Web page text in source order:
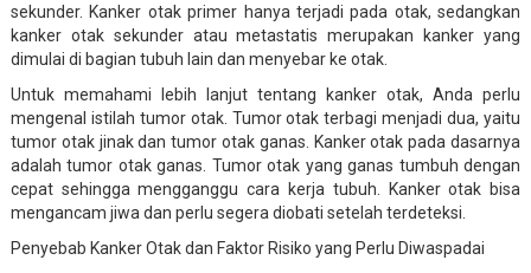
sekunder. Kanker otak primer hanya terjadi pada otak, sedangkan
kanker otak sekunder atau metastatis merupakan kanker yang
dimulai di bagian tubuh lain dan menyebar ke otak.
Untuk memahami lebih lanjut tentang kanker otak, Anda perlu
mengenal istilah tumor otak. Tumor otak terbagi menjadi dua, yaitu
tumor otak jinak dan tumor otak ganas. Kanker otak pada dasarnya
adalah tumor otak ganas. Tumor otak yang ganas tumbuh dengan
cepat sehingga mengganggu cara kerja tubuh. Kanker otak bisa
mengancam jiwa dan perlu segera diobati setelah terdeteksi.
Penyebab Kanker Otak dan Faktor Risiko yang Perlu Diwaspadai